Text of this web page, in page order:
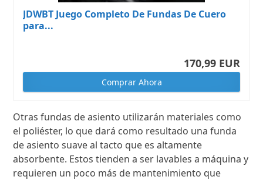
JDWBT Juego Completo De Fundas De Cuero
para...
170,99 EUR
Comprar Ahora
Otras fundas de asiento utilizarán materiales como
el poliéster, lo que dará como resultado una funda
de asiento suave al tacto que es altamente
absorbente. Estos tienden a ser lavables a máquina y
requieren un poco más de mantenimiento que